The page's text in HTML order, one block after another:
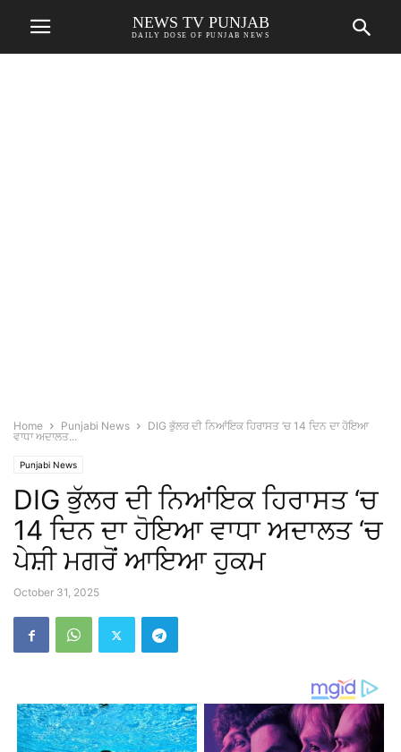
NEWS TV PUNJAB
DAILY DOSE OF PUNJAB NEWS
Home Punjabi News
DIG ਭੁੱਲਰ ਦੀ ਨਿਆਂਇਕ ਹਿਰਾਸਤ ‘ਚ 14 ਦਿਨ ਦਾ ਹੋਇਆ
ਵਾਧਾ ਅਦਾਲਤ...
Punjabi News
DIG ਭੁੱਲਰ ਦੀ ਨਿਆਂਇਕ ਹਿਰਾਸਤ ‘ਚ
14 ਦਿਨ ਦਾ ਹੋਇਆ ਵਾਧਾ ਅਦਾਲਤ ‘ਚ
ਪੇਸ਼ੀ ਮਗਰੋਂ ਆਇਆ ਹੁਕਮ
October 31, 2025